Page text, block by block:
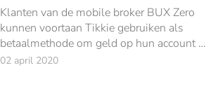
Klanten van de mobile broker BUX Zero
kunnen voortaan Tikkie gebruiken als
betaalmethode om geld op hun account te
storten. Daarmee is BUX de eerste broker
02 april 2020